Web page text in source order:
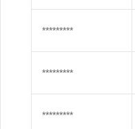
*********
*********
*********